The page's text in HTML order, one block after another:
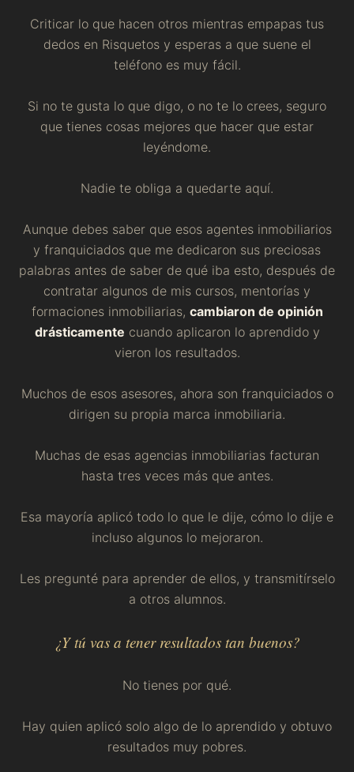
Criticar lo que hacen otros mientras empapas tus
dedos en Risquetos y esperas a que suene el
teléfono es muy fácil.
Si no te gusta lo que digo, o no te lo crees, seguro
que tienes cosas mejores que hacer que estar
leyéndome.
Nadie te obliga a quedarte aquí.
Aunque debes saber que esos agentes inmobiliarios
y franquiciados que me dedicaron sus preciosas
palabras antes de saber de qué iba esto, después de
contratar algunos de mis cursos, mentorías y
formaciones inmobiliarias, cambiaron de opinión
drásticamente cuando aplicaron lo aprendido y
vieron los resultados.
Muchos de esos asesores, ahora son franquiciados o
dirigen su propia marca inmobiliaria.
Muchas de esas agencias inmobiliarias facturan
hasta tres veces más que antes.
Esa mayoría aplicó todo lo que le dije, cómo lo dije e
incluso algunos lo mejoraron.
Les pregunté para aprender de ellos, y transmitírselo
a otros alumnos.
¿Y tú vas a tener resultados tan buenos?
No tienes por qué.
Hay quien aplicó solo algo de lo aprendido y obtuvo
resultados muy pobres.